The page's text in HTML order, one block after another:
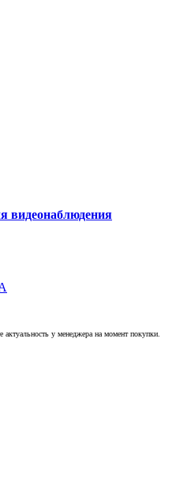
видеонаблюдения
у менеджера на момент покупки.